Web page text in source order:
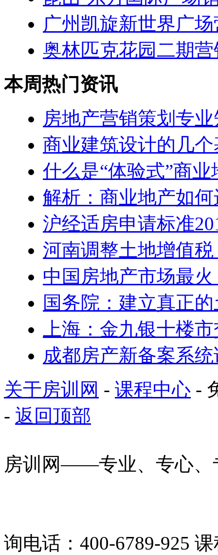
广州凯旋新世界广
奥林匹克花园二期
本周热门资讯
房地产营销策划专
商业建筑设计的几
什么是“体验式”商业
解析：商业地产如
沪经适房申请标准
河南调整土地增值
中国房地产市场最
国务院：建立真正
上海：金九银十楼
成都房产新备案系
关于房训网 - 课程中心 -
- 返回顶部
房训网——专业、专心、
询电话：400-6789-925